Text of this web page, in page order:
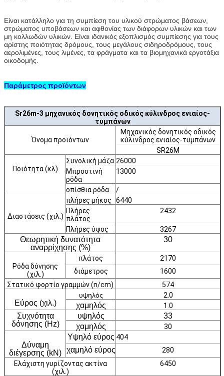
Είναι κατάλληλο για τη συμπίεση του υλικού στρώματος βάσεων,
στρώματος υποβάσεων και αφθονίας των διάφορων υλικών και των
μη κολλωδών υλικών. Είναι ιδανικός εξοπλισμός συμπίεσης για τους
αρίστης ποιότητας δρόμους, τους μεγάλους σιδηροδρόμους, τους
αερολιμένες, τους λιμένες, τα φράγματα και τα βιομηχανικά εργοτάξια
οικοδομής.
Παράμετρος προϊόντων
Sr26m-3 μηχανικός δονητικός οδικός κύλινδρος ενιαίος-
τυμπάνων
Όνομα προϊόντων
Μηχανικός δονητικός οδικός
κύλινδρος ενιαίος-τυμπάνων
SR26M
Ποιότητα (κλ)
Συνολική μάζα 26000
Μπροστινή
ρόδα
13000
οπίσθια ρόδα /
Διαστάσεις (χιλ.)
πλήρες μήκος
6440
Πλήρες
πλάτος
2432
Πλήρες ύψος 3267
Θεωρητική δυνατότητα
αναρρίχησης (%)
30
Ρόδα δόνησης
(χιλ.)
πλάτος
2170
διάμετρος
1600
Στατικό φορτίο γραμμών (n/cm)
574
Εύρος (χιλ.)
υψηλός 2.0
χαμηλός 1.0
Συχνότητα
δόνησης (Hz)
υψηλός
33
χαμηλός
30
Δύναμη
διέγερσης (kN)
Υψηλό εύρος 404
χαμηλό εύρος
280
Ελάχιστη γυρίζοντας ακτίνα
(χιλ.)
6450